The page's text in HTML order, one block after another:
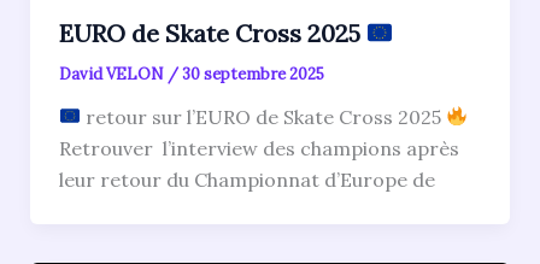
EURO de Skate Cross 2025
David VELON /30 septembre 2025
retour sur l’EURO de Skate Cross 2025
Retrouver l’interview des champions après
leur retour du Championnat d’Europe de